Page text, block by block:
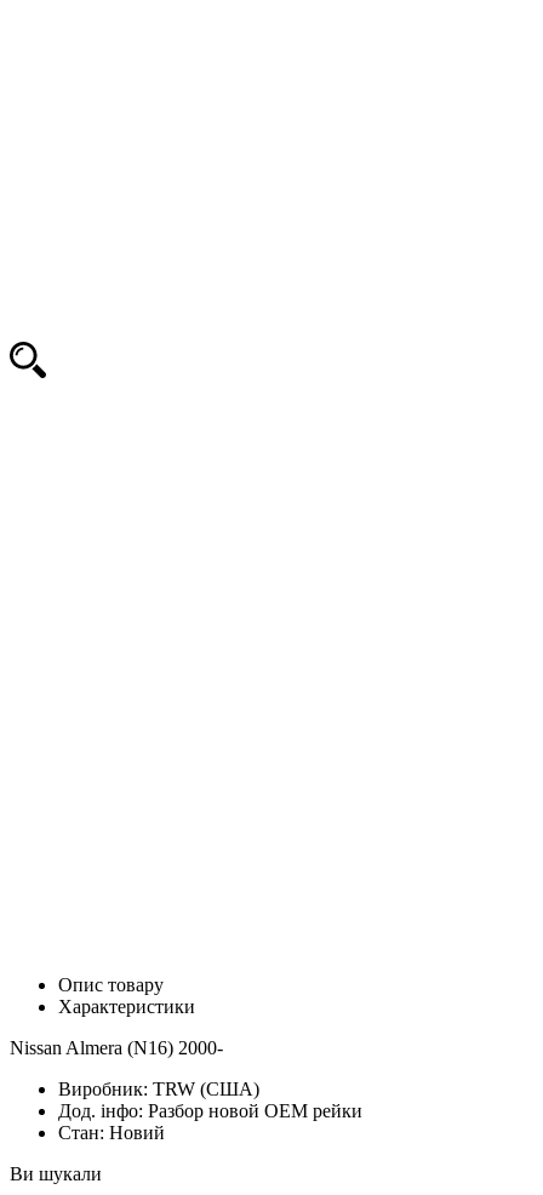
Опис товару
Характеристики
Nissan Almera (N16) 2000-
Виробник: TRW (США)
Дод. інфо: Разбор новой OEM рейки
Стан: Новий
Ви шукали